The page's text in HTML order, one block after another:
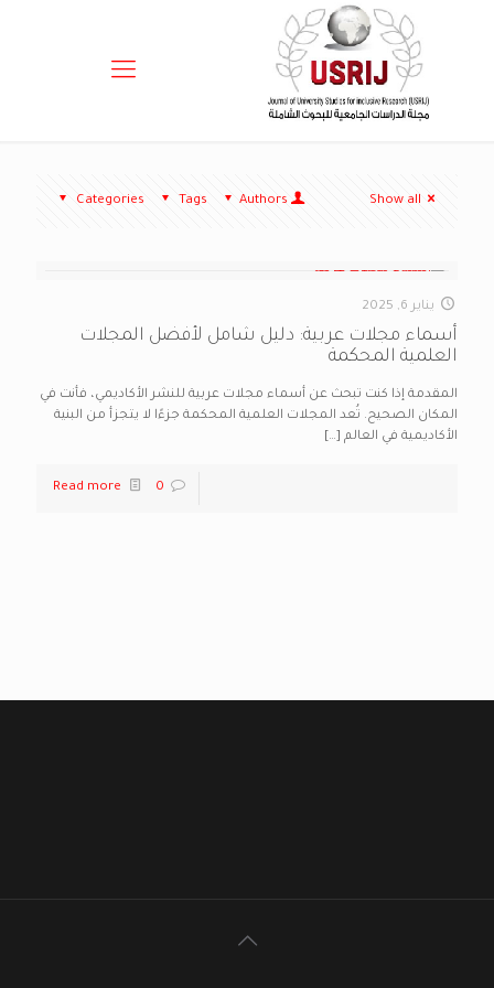
Categories Tags Authors Show all
يناير 6, 2025
أسماء مجلات عربية: دليل شامل لأفضل المجلات
العلمية المحكمة
المقدمة إذا كنت تبحث عن أسماء مجلات عربية للنشر الأكاديمي، فأنت في
المكان الصحيح. تُعد المجلات العلمية المحكمة جزءًا لا يتجزأ من البنية
الأكاديمية في العالم […]
0
Read more